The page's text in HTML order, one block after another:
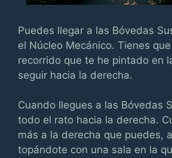
Puedes llegar a las Bóvedas
el Núcleo Mecánico. Tienes
recorrido que te he pintado en
seguir hacia la derecha.
Cuando llegues a las Bóvedas
todo el rato hacia la derecha.
más a la derecha que puedes,
topándote con una sala en la